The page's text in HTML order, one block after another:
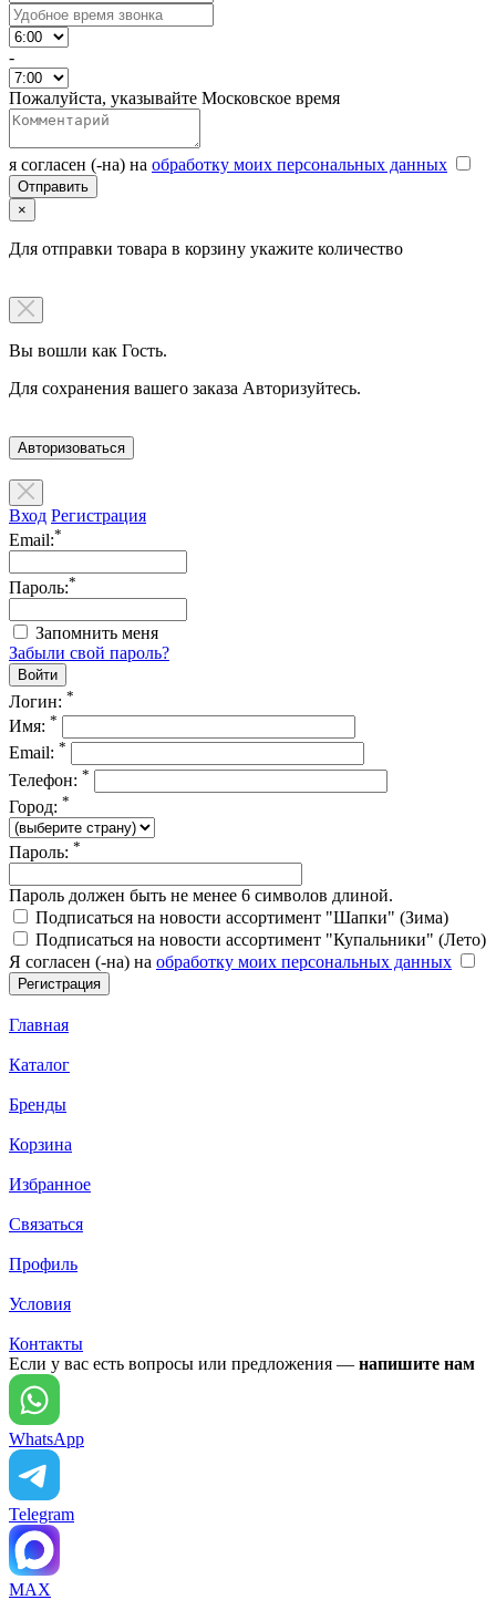
-
Пожалуйста, указывайте Московское время
я согласен (-на) на обработку моих персональных данных
×
Для отправки товара в корзину укажите количество
Вы вошли как Гость.
Для сохранения вашего заказа Авторизуйтесь.
Авторизоваться
Вход Регистрация
Email:*
Пароль:*
Запомнить меня
Забыли свой пароль?
Логин: *
Имя: *
Email: *
Телефон: *
Город: *
Пароль: *
Пароль должен быть не менее 6 символов длиной.
Подписаться на новости ассортимент "Шапки" (Зима)
Подписаться на новости ассортимент "Купальники" (Лето)
Я согласен (-на) на обработку моих персональных данных
Главная
Каталог
Бренды
Корзина
Избранное
Связаться
Профиль
Условия
Контакты
Если у вас есть вопросы или предложения — напишите нам
WhatsApp
Telegram
MAX